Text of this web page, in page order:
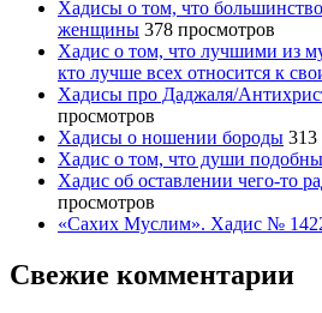
Хадисы о том, что
женщины 378 просмотров
Хадис о том, что лучшими из
кто лучше всех относится к
Хадисы про Даджаля/
просмотров
Хадисы о ношении бороды 313
Хадис о том, что души
Хадис об оставлении чего-то
просмотров
«Сахих Муслим». Хадис №
Свежие комментарии